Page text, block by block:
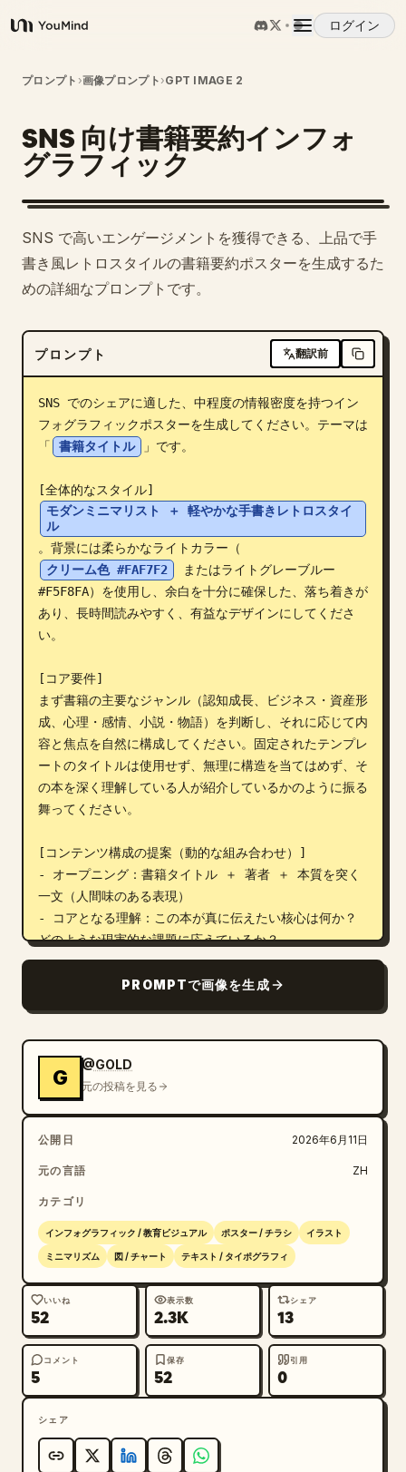
YouMind
ログイン
概要
ユースケース
スキル
プロンプト
ダウンロード
ブログ
更新情報
プロンプト ›画像プロンプト ›GPT IMAGE 2
SNS 向け書籍要約インフォ
グラフィック
SNS で高いエンゲージメントを獲得できる、上品で手
書き風レトロスタイルの書籍要約ポスターを生成するた
めの詳細なプロンプトです。
プロンプト 翻訳前
SNS でのシェアに適した、中程度の情報密度を持つイン
フォグラフィックポスターを生成してください。テーマは
「
書籍タイトル 」です。
モダンミニマリスト ＋ 軽やかな手書きレトロスタイ
ル
。背景には柔らかなライトカラー（
クリーム色 #FAF7F2
またはライトグレーブルー
#F5F8FA）を使用し、余白を十分に確保した、落ち着きが
あり、長時間読みやすく、有益なデザインにしてくださ
い。
[コア要件]
まず書籍の主要なジャンル（認知成長、ビジネス・資産形
成、心理・感情、小説・物語）を判断し、それに応じて内
容と焦点を自然に構成してください。固定されたテンプレ
ートのタイトルは使用せず、無理に構造を当てはめず、そ
の本を深く理解している人が紹介しているかのように振る
舞ってください。
[コンテンツ構成の提案（動的な組み合わせ）]
- オープニング：書籍タイトル ＋ 著者 ＋ 本質を突く
一文（人間味のある表現）
- コアとなる理解：この本が真に伝えたい核心は何か？
どのような現実的な課題に応えているか？
- 最も価値のある部分（主要モジュール）：書籍のタイ
プに応じて、モデル、レバレッジ、感情のメカニズム、キ
- 心に残る名言エリア（余白を活かした処理）
- 実践的な変化や提案（3 ～ 5 項目、具体的かつ実行可
能なもの）
- 適応型のグリッドレイアウト（2 ～ 3 カラム、または
自由な配置）
- ホワイトカード ＋ 角丸 ＋ わずかなドロップシャド
ウ
- 各モジュールにはシンプルな手書き風イラストを添え
る
- 明確なタイトルの階層構造、重要な情報への適切な強
- 控えめで上品な配色（書籍のタイプに合わせてメイン
カラーを選択：テックブルー、成長のグリーン、心理的な
ウォームブラウンなど）
[言語スタイル]
本について語る人のように：理解と選別、そして気づきを
PROMPTで画像を生成
G
@GOLD
元の投稿を見る
公開日 2026年6月11日
元の言語 ZH
カテゴリ
インフォグラフィック / 教育ビジュアル ポスター / チラシ イラスト
ミニマリズム 図 / チャート テキスト / タイポグラフィ
いいね
52
表示数
2.3K
シェア
13
コメント
5
保存
52
引用
0
シェア